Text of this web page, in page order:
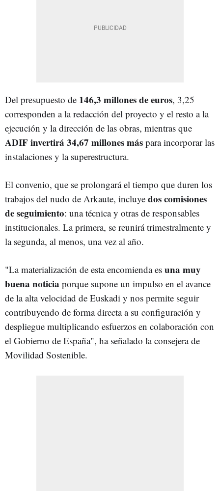
Del presupuesto de 146,3 millones de euros, 3,25
corresponden a la redacción del proyecto y el resto a la
ejecución y la dirección de las obras, mientras que
ADIF invertirá 34,67 millones más para incorporar las
instalaciones y la superestructura.
El convenio, que se prolongará el tiempo que duren los
trabajos del nudo de Arkaute, incluye dos comisiones
de seguimiento: una técnica y otras de responsables
institucionales. La primera, se reunirá trimestralmente y
la segunda, al menos, una vez al año.
"La materialización de esta encomienda es una muy
buena noticia porque supone un impulso en el avance
de la alta velocidad de Euskadi y nos permite seguir
contribuyendo de forma directa a su configuración y
despliegue multiplicando esfuerzos en colaboración con
el Gobierno de España", ha señalado la consejera de
Movilidad Sostenible.